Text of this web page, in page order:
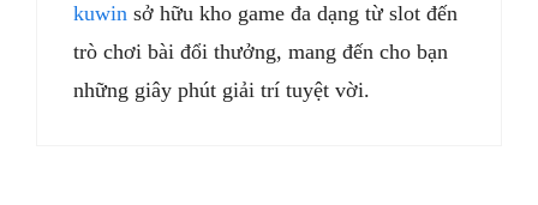
kuwin sở hữu kho game đa dạng từ slot đến
trò chơi bài đổi thưởng, mang đến cho bạn
những giây phút giải trí tuyệt vời.